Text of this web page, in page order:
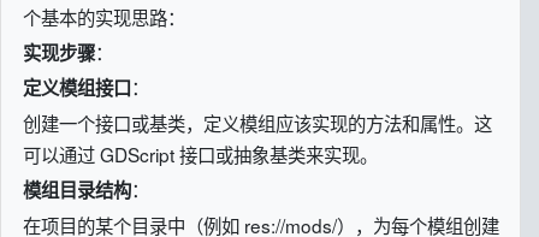
个基本的实现思路：
实现步骤：
定义模组接口：
创建一个接口或基类，定义模组应该实现的方法和属性。这
可以通过 GDScript 接口或抽象基类来实现。
模组目录结构：
在项目的某个目录中（例如 res://mods/），为每个模组创建